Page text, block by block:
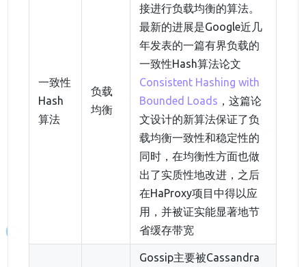
一致性
Hash
算法
负载
均衡
接进行负载均衡的算法。
最新的进展是Google近几
年发表的一篇有界负载的
一致性Hash算法论文
Consistent Hashing with
Bounded Loads ，这篇论
文设计的新算法保证了负
载均衡一致性和稳定性的
同时，在均衡性方面也做
出了实质性地改进，之后
在HaProxy项目中得以应
用，并被证实能显著地节
省缓存带宽
Gossip主要被Cassandra